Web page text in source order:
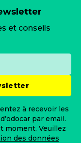
et conseils
à recevoir les
par email.
moment. Veuillez
des données